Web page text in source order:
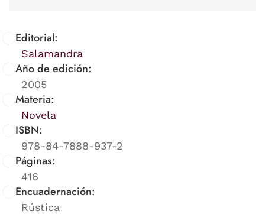
Editorial:
Salamandra
Año de edición:
2005
Materia:
Novela
ISBN:
978-84-7888-937-2
Páginas:
416
Encuadernación:
Rústica